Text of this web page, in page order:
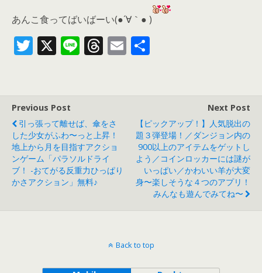
あんこ食ってばいばーい(●´∀｀● )
T
er
X Li T
d
s
E
Previous Post
引っ張って離せば、傘をさ
した少女がふわ〜っと上昇！
地上から月を目指すアクショ
ンゲーム「パラソルドライ
ブ！ -おてがる反重力ひっぱり
かさアクション」無料♪
Next Post
【ピックアップ！】人気脱出の
題３弾登場！／ダンジョン内の
900以上のアイテムをゲットし
よう／コインロッカーには謎が
いっぱい／かわいい羊が大変
身〜楽しそうな４つのアプリ！
みんなも遊んでみてね〜
Back to top